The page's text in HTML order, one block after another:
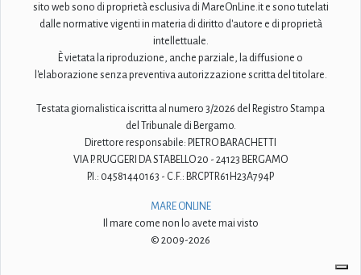
sito web sono di proprietà esclusiva di MareOnLine.it e sono tutelati
dalle normative vigenti in materia di diritto d'autore e di proprietà
intellettuale.
È vietata la riproduzione, anche parziale, la diffusione o
l'elaborazione senza preventiva autorizzazione scritta del titolare.
Testata giornalistica iscritta al numero 3/2026 del Registro Stampa
del Tribunale di Bergamo.
Direttore responsabile: PIETRO BARACHETTI
VIA P. RUGGERI DA STABELLO 20 - 24123 BERGAMO
P.I.: 04581440163 - C.F.: BRCPTR61H23A794P
MARE ONLINE
Il mare come non lo avete mai visto
© 2009-2026